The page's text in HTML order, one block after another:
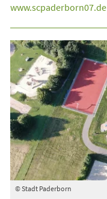
www.scpaderborn07.de
© Stadt Paderborn